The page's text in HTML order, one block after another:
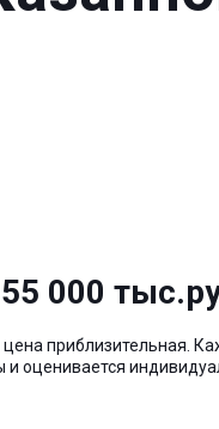
000
приблизительная.
оценивается